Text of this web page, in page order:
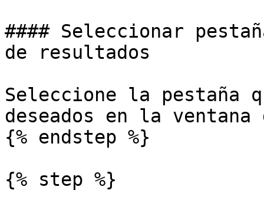
#### Seleccionar
de resultados
Seleccione la pestaña
deseados en la
{% endstep %}
{% step %}